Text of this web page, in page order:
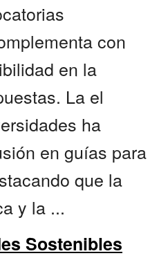
con
en la
La el
ha
en guías para
que la
y la ...
Sostenibles